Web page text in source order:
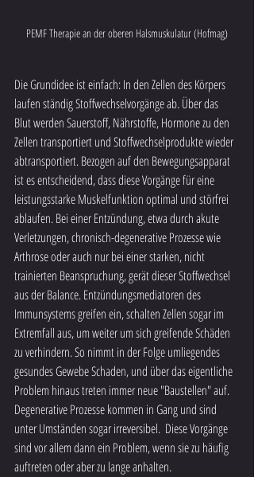
PEMF Therapie an der oberen Halsmuskulatur (Hofmag)
Die Grundidee ist einfach: In den Zellen des Körpers
laufen ständig Stoffwechselvorgänge ab. Über das
Blut werden Sauerstoff, Nährstoffe, Hormone zu den
Zellen transportiert und Stoffwechselprodukte wieder
abtransportiert. Bezogen auf den Bewegungsapparat
ist es entscheidend, dass diese Vorgänge für eine
leistungsstarke Muskelfunktion optimal und störfrei
ablaufen. Bei einer Entzündung, etwa durch akute
Verletzungen, chronisch-degenerative Prozesse wie
Arthrose oder auch nur bei einer starken, nicht
trainierten Beanspruchung, gerät dieser Stoffwechsel
aus der Balance. Entzündungsmediatoren des
Immunsystems greifen ein, schalten Zellen sogar im
Extremfall aus, um weiter um sich greifende Schäden
zu verhindern. So nimmt in der Folge umliegendes
gesundes Gewebe Schaden, und über das eigentliche
Problem hinaus treten immer neue "Baustellen" auf.
Degenerative Prozesse kommen in Gang und sind
unter Umständen sogar irreversibel.  Diese Vorgänge
sind vor allem dann ein Problem, wenn sie zu häufig
auftreten oder aber zu lange anhalten.